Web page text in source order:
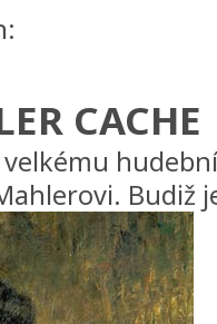
CACHE
Budiž